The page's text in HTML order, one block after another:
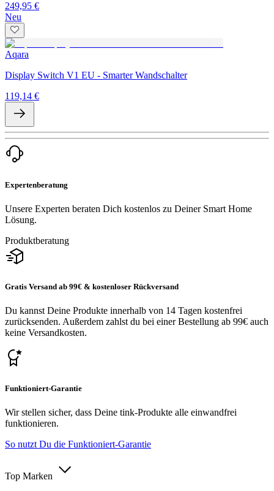
249,95 €
Neu
Aqara
Display Switch V1 EU - Smarter Wandschalter
119,14 €
Expertenberatung
Unsere Experten beraten Dich kostenlos zu Deiner Smart Home
Lösung.
Produktberatung
Gratis Versand ab 99€ & kostenloser Rückversand
Du kannst Deine Produkte innerhalb von 14 Tagen kostenfrei
zurücksenden. Außerdem zahlst du bei einer Bestellung ab 99€ auch
keine Versandkosten.
Funktioniert-Garantie
Wir stellen sicher, dass Deine tink-Produkte alle einwandfrei
funktionieren.
So nutzt Du die Funktioniert-Garantie
Top Marken